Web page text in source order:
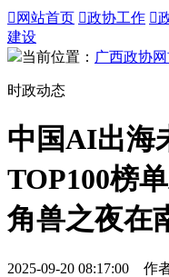
 网站首页 政协工作 
建设
当前位置： 广西政协
时政动态
中国AI出海
TOP100榜
角兽之夜在
2025-09-20 08:17:00